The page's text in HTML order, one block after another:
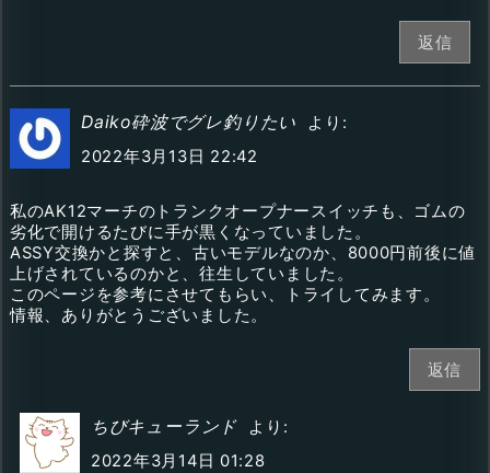
返信
Daiko砕波でグレ釣りたい
より:
2022年3月13日 22:42
私のAK12マーチのトランクオープナースイッチも、ゴムの
劣化で開けるたびに手が黒くなっていました。
ASSY交換かと探すと、古いモデルなのか、8000円前後に値
上げされているのかと、往生していました。
このページを参考にさせてもらい、トライしてみます。
情報、ありがとうございました。
返信
ちびキューランド
より:
2022年3月14日 01:28